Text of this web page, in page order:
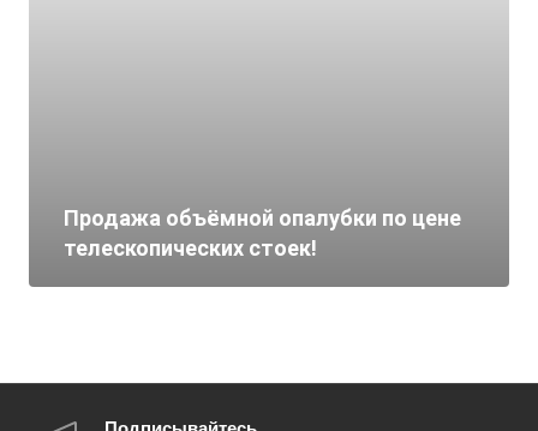
Продажа объёмной опалубки по цене
телескопических стоек!